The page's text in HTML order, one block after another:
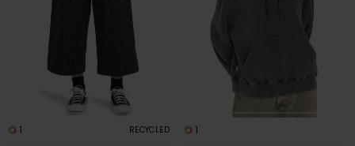
1 RECYCLED
1